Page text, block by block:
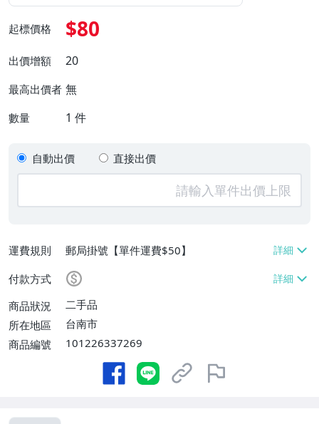
起標價格 $80
出價增額 20
最高出價者 無
數量 1 件
自動出價 直接出價
運費規則
郵局掛號【單件運費$50】
付款方式
商品狀況
二手品
所在地區
台南市
商品編號
101226337269